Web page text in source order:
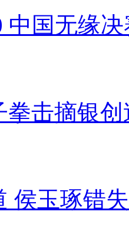
中国无缘
拳击摘银
侯玉琢错